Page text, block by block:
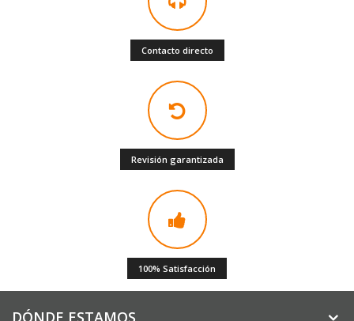
Contacto directo
Revisión garantizada
100% Satisfacción
DÓNDE ESTAMOS